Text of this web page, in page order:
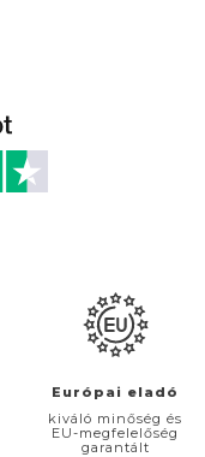
Európai eladó
kiváló minőség és
EU-megfelelőség
garantált